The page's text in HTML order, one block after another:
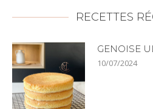
RECETTES
GENOISE
10/07/2024